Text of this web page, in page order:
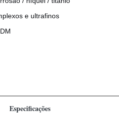
e ultrafinos
Especificações